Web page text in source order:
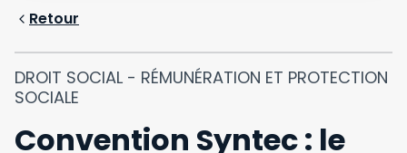
Retour
DROIT SOCIAL - RÉMUNÉRATION ET PROTECTION
SOCIALE
Convention Syntec : le